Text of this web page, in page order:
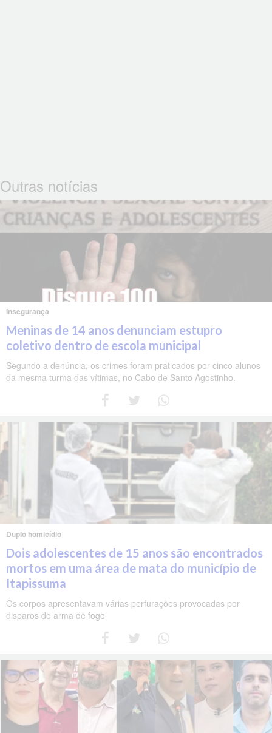
Outras notícias
Insegurança
Meninas de 14 anos denunciam estupro
coletivo dentro de escola municipal
Segundo a denúncia, os crimes foram praticados por cinco alunos
da mesma turma das vítimas, no Cabo de Santo Agostinho.
Duplo homicídio
Dois adolescentes de 15 anos são encontrados
mortos em uma área de mata do município de
Itapissuma
Os corpos apresentavam várias perfurações provocadas por
disparos de arma de fogo